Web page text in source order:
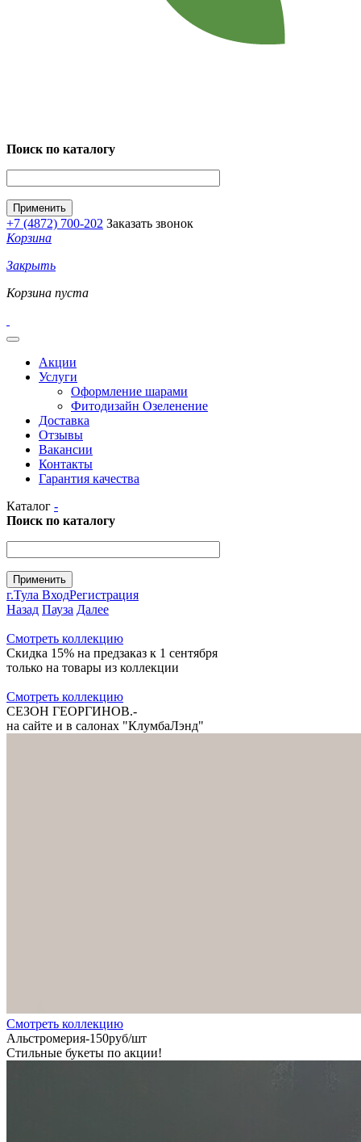
Поиск по каталогу
+7 (4872) 700-202 Заказать звонок
Корзина
Закрыть
Корзина пуста
Акции
Услуги
Оформление шарами
Фитодизайн Озеленение
Доставка
Отзывы
Вакансии
Контакты
Гарантия качества
Каталог -
Поиск по каталогу
г.Тула ВходРегистрация
Назад Пауза Далее
Cмотреть коллекцию
Скидка 15% на предзаказ к 1 сентября
только на товары из коллекции
Cмотреть коллекцию
СЕЗОН ГЕОРГИНОВ.-
на сайте и в салонах "КлумбаЛэнд"
Cмотреть коллекцию
Альстромерия-150руб/шт
Стильные букеты по акции!